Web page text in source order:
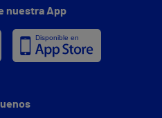
nuestra App